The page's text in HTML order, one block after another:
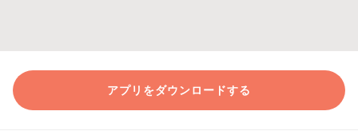
アプリをダウンロードする